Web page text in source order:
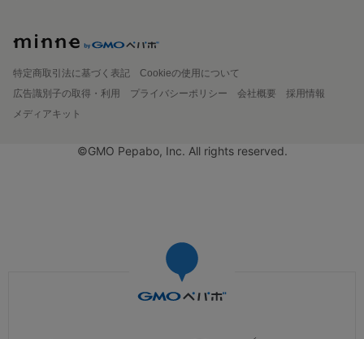
特定商取引法に基づく表記
Cookieの使用について
広告識別子の取得・利用
プライバシーポリシー 会社概要
採用情報
メディアキット
©GMO Pepabo, Inc. All rights reserved.